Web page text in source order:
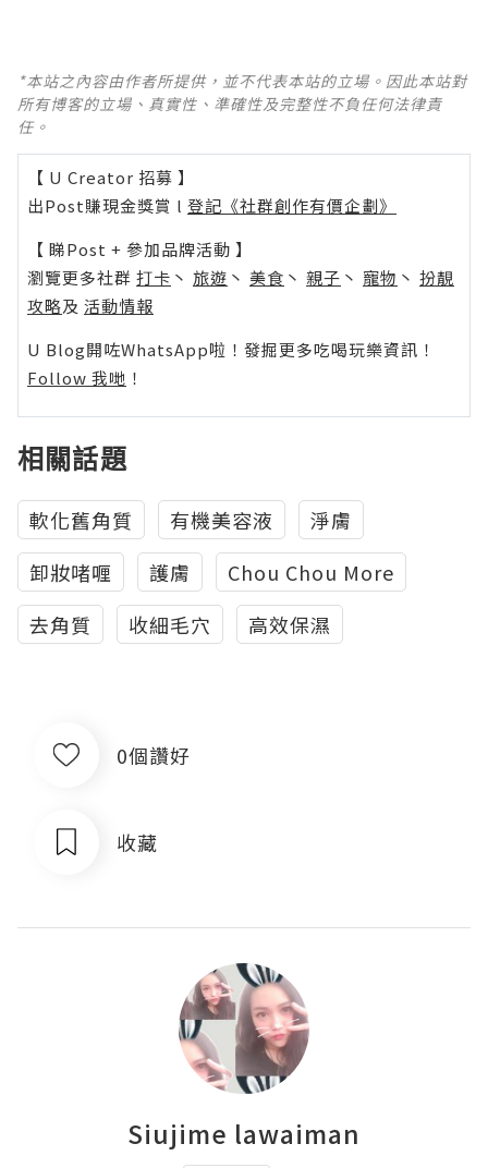
*本站之內容由作者所提供，並不代表本站的立場。因此本站對
所有博客的立場、真實性、準確性及完整性不負任何法律責
任。
【 U Creator 招募 】
出Post賺現金獎賞 l 登記《社群創作有價企劃》
【 睇Post + 參加品牌活動 】
瀏覽更多社群 打卡 丶 旅遊 丶 美食 丶 親子 丶 寵物 丶 扮靚
攻略及 活動情報
U Blog開咗WhatsApp啦！發掘更多吃喝玩樂資訊！
Follow 我哋 ！
相關話題
軟化舊角質 有機美容液
淨膚
卸妝啫喱
護膚
Chou Chou More
去角質
收細毛穴 高效保濕
0個讚好
收藏
Siujime lawaiman